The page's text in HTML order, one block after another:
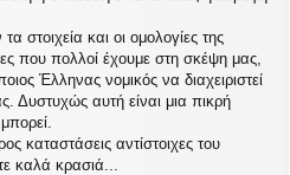
στοιχεία και οι ομολογίες της
που πολλοί έχουμε στη σκέψη μας,
Έλληνας νομικός να διαχειριστεί
Δυστυχώς αυτή είναι μια πικρή
καταστάσεις αντίστοιχες του
καλά κρασιά...